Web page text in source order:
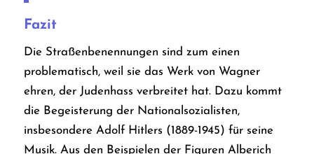
Fazit
Die Straßenbenennungen sind zum einen
problematisch, weil sie das Werk von Wagner
ehren, der Judenhass verbreitet hat. Dazu kommt
die Begeisterung der Nationalsozialisten,
insbesondere Adolf Hitlers (1889-1945) für seine
Musik. Aus den Beispielen der Figuren Alberich